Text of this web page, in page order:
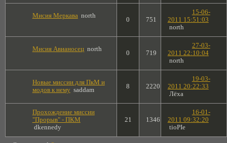
Мисия Меркава north
0 751
15-06-
2011 15:51:03
north
Мисия Авианосец north
0 719
27-03-
2011 22:10:04
north
Новые миссии для ПкМ и
модов к нему saddam 8 2220
19-03-
2011 20:22:33
Лёха
Прохождение миссии
"Прорыв" - ПКМ
dkennedy
21 1346
16-01-
2011 09:32:20
tioPIe